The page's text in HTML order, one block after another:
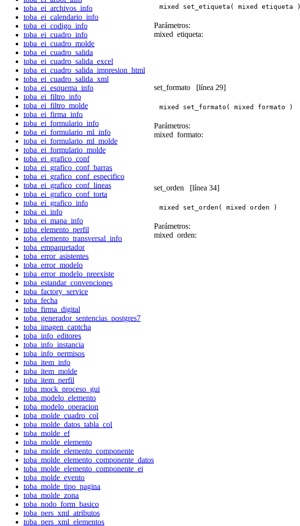
toba_ei_archivos_info
toba_ei_calendario_info
toba_ei_codigo_info
toba_ei_cuadro_info
toba_ei_cuadro_molde
toba_ei_cuadro_salida
toba_ei_cuadro_salida_excel
toba_ei_cuadro_salida_impresion_html
toba_ei_cuadro_salida_xml
toba_ei_esquema_info
toba_ei_filtro_info
toba_ei_filtro_molde
toba_ei_firma_info
toba_ei_formulario_info
toba_ei_formulario_ml_info
toba_ei_formulario_ml_molde
toba_ei_formulario_molde
toba_ei_grafico_conf
toba_ei_grafico_conf_barras
toba_ei_grafico_conf_especifico
toba_ei_grafico_conf_lineas
toba_ei_grafico_conf_torta
toba_ei_grafico_info
toba_ei_info
toba_ei_mapa_info
toba_elemento_perfil
toba_elemento_transversal_info
toba_empaquetador
toba_error_asistentes
toba_error_modelo
toba_error_modelo_preexiste
toba_estandar_convenciones
toba_factory_service
toba_fecha
toba_firma_digital
toba_generador_sentencias_postgres7
toba_imagen_captcha
toba_info_editores
toba_info_instancia
toba_info_permisos
toba_item_info
toba_item_molde
toba_item_perfil
toba_mock_proceso_gui
toba_modelo_elemento
toba_modelo_operacion
toba_molde_cuadro_col
toba_molde_datos_tabla_col
toba_molde_ef
toba_molde_elemento
toba_molde_elemento_componente
toba_molde_elemento_componente_datos
toba_molde_elemento_componente_ei
toba_molde_evento
toba_molde_tipo_pagina
toba_molde_zona
toba_nodo_form_basico
toba_pers_xml_atributos
toba_pers_xml_elementos
mixed set_etiqueta( mixed etiqueta )
Parámetros:
mixed etiqueta:
set_formato [línea 29]
mixed set_formato( mixed formato )
Parámetros:
mixed formato:
set_orden [línea 34]
mixed set_orden( mixed orden )
Parámetros:
mixed orden: